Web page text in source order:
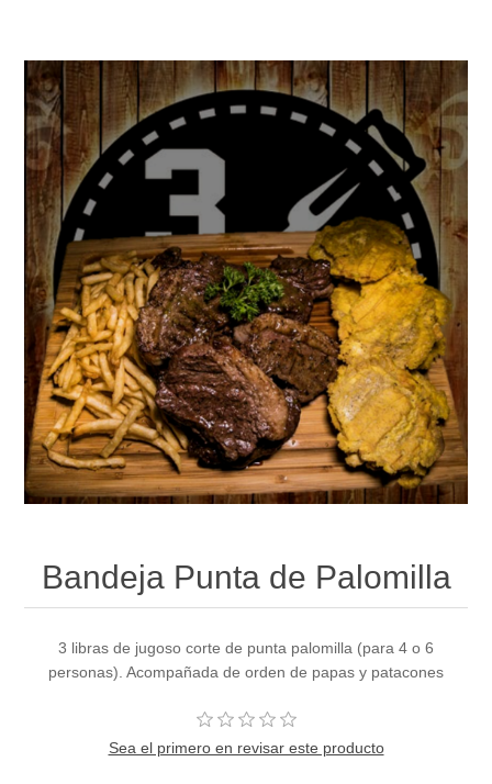
Bandeja Punta de Palomilla
3 libras de jugoso corte de punta palomilla (para 4 o 6
personas). Acompañada de orden de papas y patacones
Sea el primero en revisar este producto